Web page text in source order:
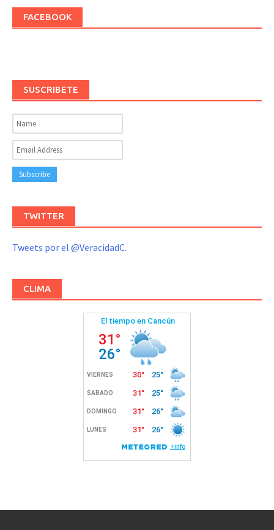
FACEBOOK
SUSCRIBETE
TWITTER
Tweets por el @VeracidadC.
CLIMA